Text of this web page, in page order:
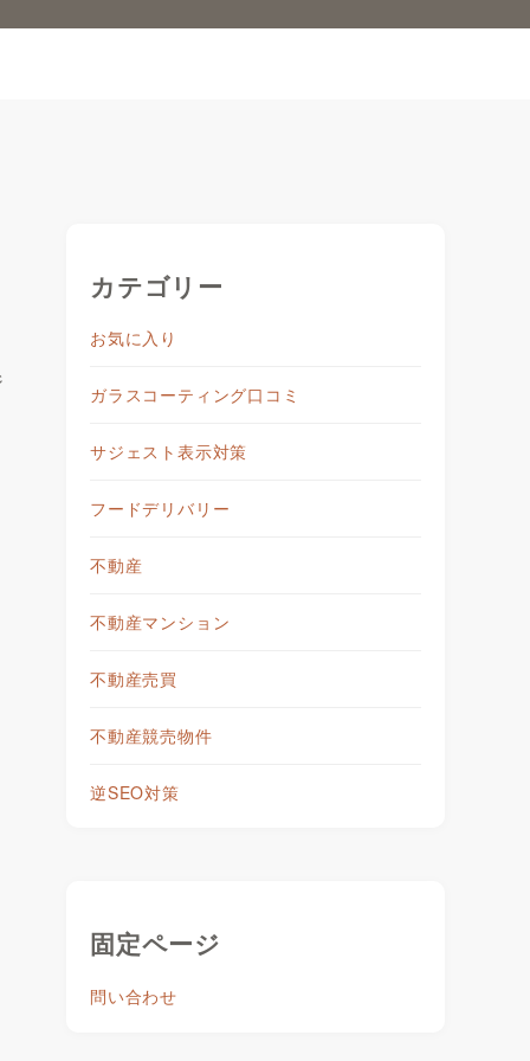
カテゴリー
お気に入り
ガラスコーティング口コミ
サジェスト表示対策
フードデリバリー
不動産
不動産マンション
不動産売買
不動産競売物件
逆SEO対策
固定ページ
問い合わせ